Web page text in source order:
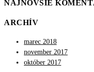
NAJNOVŠIE
ARCHÍV
marec 2018
november 2017
október 2017